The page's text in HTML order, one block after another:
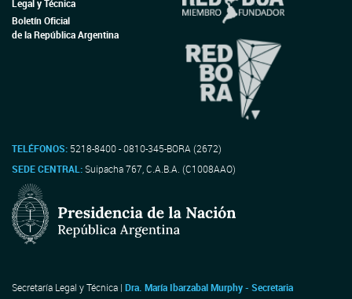
Legal y Técnica
Boletín Oficial
de la República Argentina
TELÉFONOS: 5218-8400 - 0810-345-BORA (2672)
SEDE CENTRAL:Suipacha 767, C.A.B.A. (C1008AAO)
Secretaría Legal y Técnica | Dra. María Ibarzabal Murphy - Secretaria